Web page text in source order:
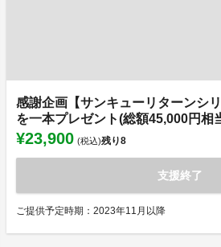
感謝企画【サンキューリターンシ
を一本プレゼント(総額45,000円相
¥23,900 (税込)残り8
支援終了
ご提供予定時期：2023年11月以降